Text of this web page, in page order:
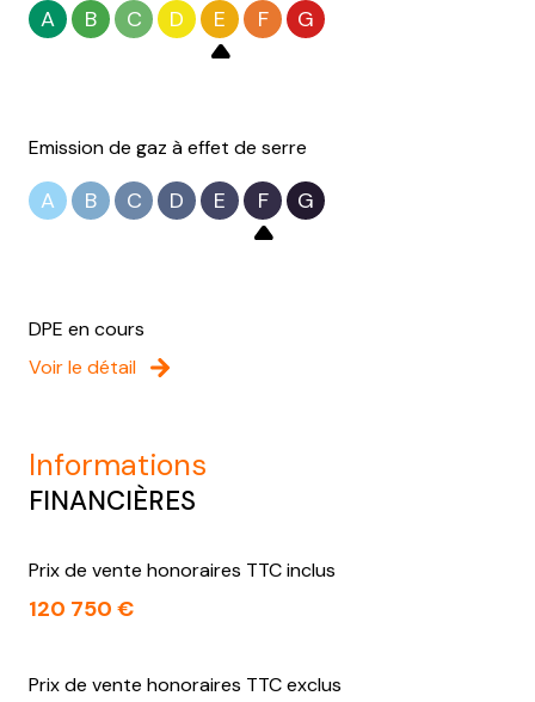
A B C D E F G
Emission de gaz à effet de serre
A B C D E F G
DPE en cours
Voir le détail
informations
FINANCIÈRES
Prix de vente honoraires TTC inclus
120 750 €
Prix de vente honoraires TTC exclus